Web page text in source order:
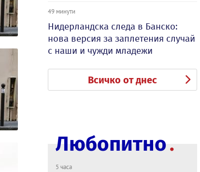
49 минути
Нидерландска следа в Банско:
нова версия за заплетения случай
с наши и чужди младежи
Всичко от днес
Любопитно
5 часа